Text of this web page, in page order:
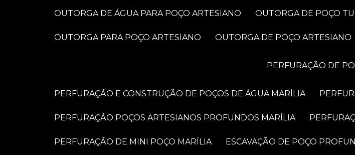
OUTORGA DE ÁGUA PARA POÇO ARTESIANO OUTORGA DE POÇO
OUTORGA PARA POÇO ARTESIANO OUTORGA DE POÇO ARTESIANO
PERFURAÇÃO DE
PERFURAÇÃO E CONSTRUÇÃO DE POÇOS DE ÁGUA MARÍLIA
PERFURAÇÃO POÇOS ARTESIANOS PROFUNDOS MARÍLIA
PERFURAÇÃO DE MINI POÇO MARÍLIA ESCAVAÇÃO DE POÇO